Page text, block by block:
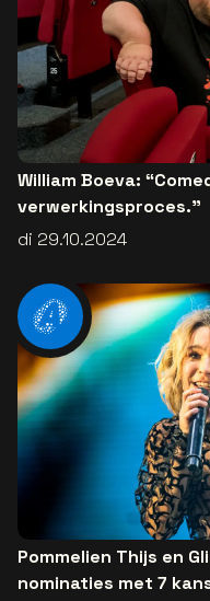
William Boeva:
verwerkingsproces.”
di 29.10.2024
Pommelien Thijs en
nominaties met 7